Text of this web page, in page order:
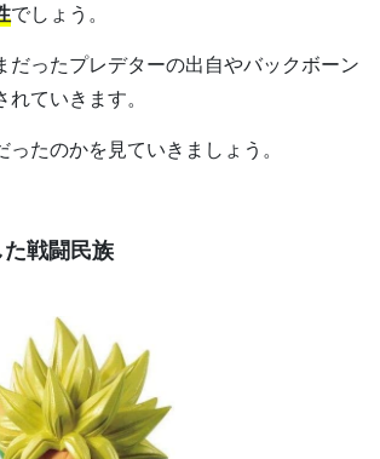
でしょう。
だったプレデターの出自やバックボーン
ていきます。
たのかを見ていきましょう。
戦闘民族